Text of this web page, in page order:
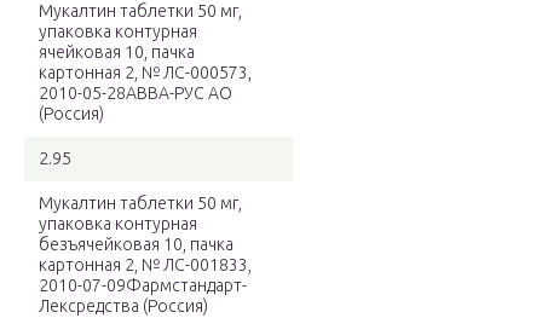
Мукалтин таблетки 50 мг,
упаковка контурная
ячейковая 10, пачка
картонная 2, № ЛС-000573,
2010-05-28АВВА-РУС АО
(Россия)
2.95
Мукалтин таблетки 50 мг,
упаковка контурная
безъячейковая 10, пачка
картонная 2, № ЛС-001833,
2010-07-09Фармстандарт-
Лексредства (Россия)